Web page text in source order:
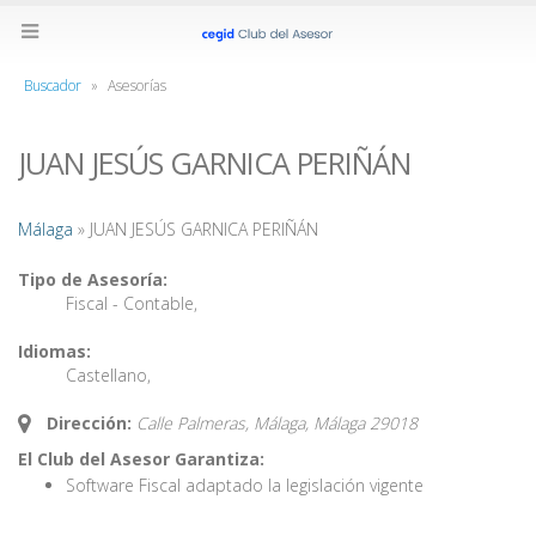
Buscador » Asesorías
JUAN JESÚS GARNICA PERIÑÁN
Málaga » JUAN JESÚS GARNICA PERIÑÁN
Tipo de Asesoría:
Fiscal - Contable,
Idiomas:
Castellano,
Dirección: Calle Palmeras, Málaga, Málaga 29018
El Club del Asesor Garantiza:
Software Fiscal adaptado la legislación vigente